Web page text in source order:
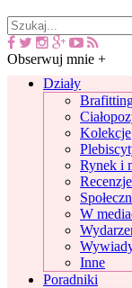
Obserwuj mnie +
Działy
Kolekcje
Rynek i
Recenzje
W
Inne
Poradniki